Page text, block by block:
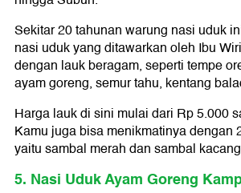
Sekitar 20 tahunan warung nasi uduk
nasi uduk yang ditawarkan oleh Ibu
dengan lauk beragam, seperti tempe
ayam goreng, semur tahu, kentang
Harga lauk di sini mulai dari Rp 5.000
Kamu juga bisa menikmatinya dengan
yaitu sambal merah dan sambal
5. Nasi Uduk Ayam Goreng